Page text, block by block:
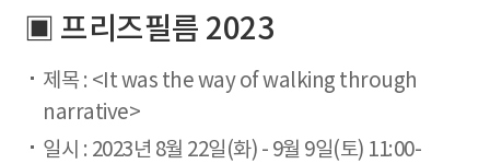
▣ 프리즈필름 2023
제목 : <It was the way of walking through
narrative>
일시 : 2023년 8월 22일(화) - 9월 9일(토) 11:00-